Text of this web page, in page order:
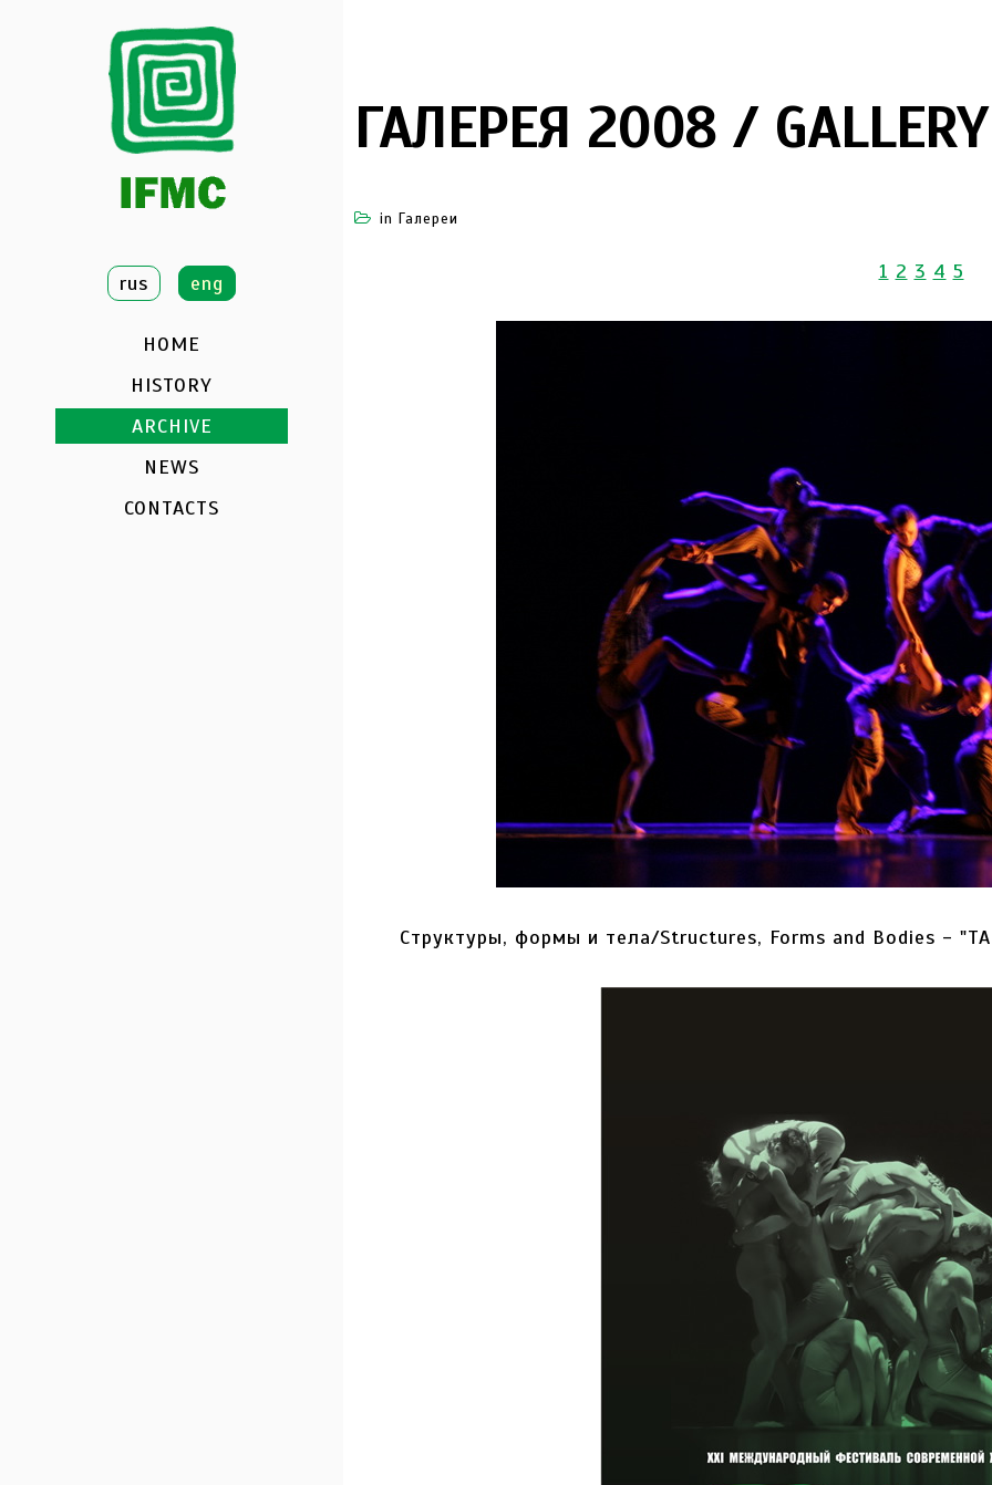
rus eng
HOME
HISTORY
ARCHIVE
NEWS
CONTACTS
ГАЛЕРЕЯ 2008 /
in Галереи
1 2 3 4 5
Структуры, формы и тела/Structures, Forms and Bodies -